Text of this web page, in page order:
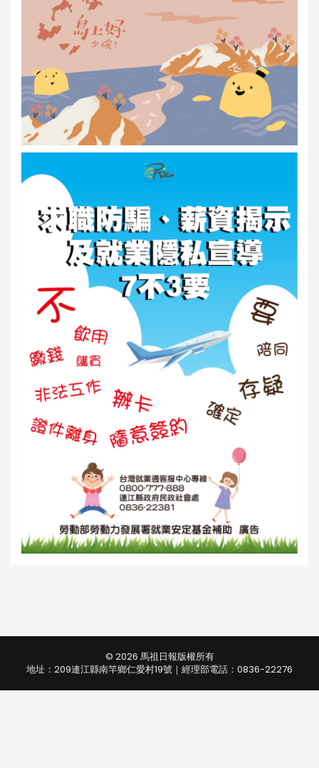
© 2026 馬祖日報版權所有
地址：209連江縣南竿鄉仁愛村19號｜經理部電話：0836-22276